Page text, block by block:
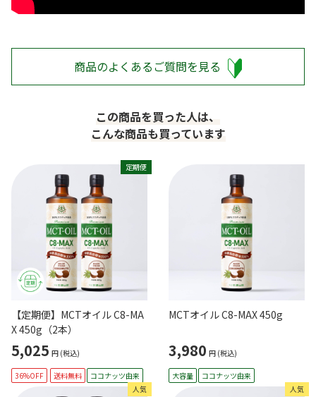
商品のよくあるご質問を見る
この商品を買った人は、
こんな商品も買っています
定期便
【定期便】MCTオイル C8-MA
X 450g（2本）
5,025 円 (税込)
36%OFF 送料無料 ココナッツ由来
MCTオイル C8-MAX 450g
3,980 円 (税込)
大容量
ココナッツ由来
人気
人気